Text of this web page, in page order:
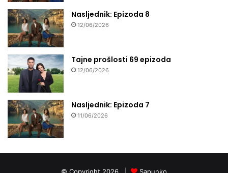
Nasljednik: Epizoda 8
12/06/2026
Tajne prošlosti 69 epizoda
12/06/2026
Nasljednik: Epizoda 7
11/06/2026